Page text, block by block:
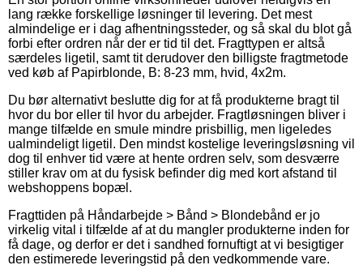
lang række forskellige løsninger til levering. Det mest
almindelige er i dag afhentningssteder, og så skal du blot gå
forbi efter ordren når der er tid til det. Fragttypen er altså
særdeles ligetil, samt tit derudover den billigste fragtmetode
ved køb af Papirblonde, B: 8-23 mm, hvid, 4x2m.
Du bør alternativt beslutte dig for at få produkterne bragt til
hvor du bor eller til hvor du arbejder. Fragtløsningen bliver i
mange tilfælde en smule mindre prisbillig, men ligeledes
ualmindeligt ligetil. Den mindst kostelige leveringsløsning vil
dog til enhver tid være at hente ordren selv, som desværre
stiller krav om at du fysisk befinder dig med kort afstand til
webshoppens bopæl.
Fragttiden på Håndarbejde > Bånd > Blondebånd er jo
virkelig vital i tilfælde af at du mangler produkterne inden for
få dage, og derfor er det i sandhed fornuftigt at vi besigtiger
den estimerede leveringstid på den vedkommende vare.